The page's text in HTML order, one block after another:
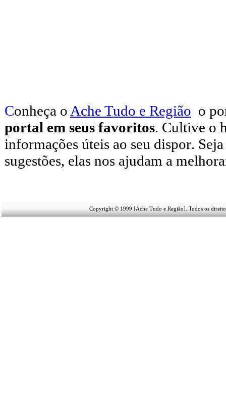
Conheça o Ache Tudo e Região o
portal em seus favoritos. Cultive o
informações úteis ao seu dispor.
sugestões, elas nos ajudam a
Copyright © 1999 [Ache Tudo e Região]. Todos os